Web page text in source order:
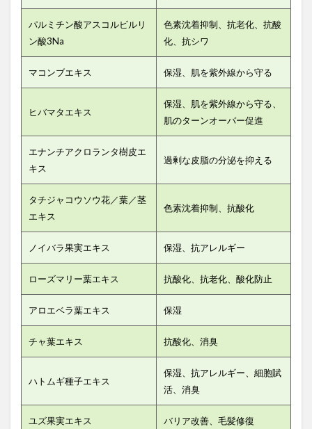
パルミチン酸アスコルビルリ
ン酸3Na
色素沈着抑制、抗老化、抗酸
化、抗シワ
マコンブエキス 保湿、肌を紫外線から守る
ヒバマタエキス
保湿、肌を紫外線から守る、
肌のターンオーバー促進
エナンチアクロランタ樹皮エ
キス
過剰な皮脂の分泌を抑える
タチジャコウソウ花／葉／茎
エキス
色素沈着抑制、抗酸化
ノイバラ果実エキス 保湿、抗アレルギー
ローズマリー葉エキス 抗酸化、抗老化、酸化防止
アロエベラ葉エキス 保湿
チャ葉エキス 抗酸化、消臭
ハトムギ種子エキス
保湿、抗アレルギー、細胞賦
活、消臭
ユズ果実エキス バリア改善、毛髪修復